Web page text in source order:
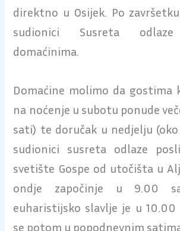
direktno u Osijek. Po
sudionici Susreta
domaćinima.
Domaćine molimo da gostima
na noćenje u subotu ponude
sati) te doručak u nedjelju
sudionici susreta odlaze
svetište Gospe od utočišta u
ondje započinje u 9.00
euharistijsko slavlje je u 10.00
se potom u popodnevnim